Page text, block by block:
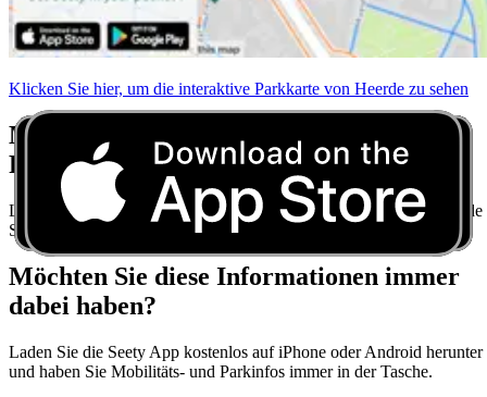
Klicken Sie hier, um die interaktive Parkkarte von Heerde zu sehen
Machen Sie sich keine Sorgen mehr über
Parkvorschriften
Laden Sie Seety herunter und erhalten Sie Echtzeit-Parktipps für jede
Stadt.
Möchten Sie diese Informationen immer
dabei haben?
Laden Sie die Seety App kostenlos auf iPhone oder Android herunter
und haben Sie Mobilitäts- und Parkinfos immer in der Tasche.